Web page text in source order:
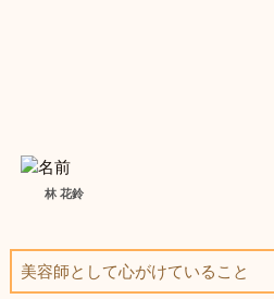
林 花鈴
美容師として心がけていること